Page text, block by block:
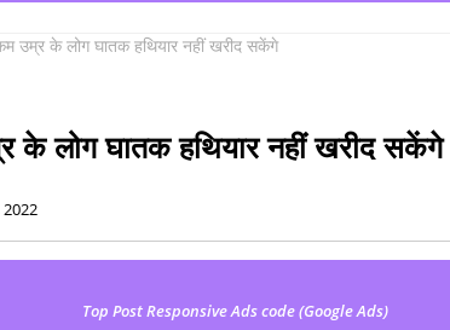
उम्र के लोग घातक हथियार नहीं खरीद सकेंगे
के लोग घातक हथियार नहीं खरीद सकेंगे
2022
Top Post Responsive Ads code (Google Ads)